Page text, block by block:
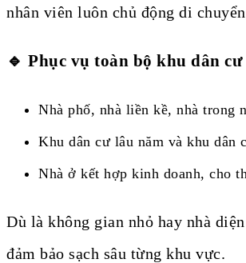
nhân viên luôn chủ động di
🔹 Phục vụ toàn bộ khu dân
Nhà phố, nhà liền kề, nhà trong
Khu dân cư lâu năm và khu dân
Nhà ở kết hợp kinh doanh, cho
Dù là không gian nhỏ hay nhà
đảm bảo sạch sâu từng khu vực.